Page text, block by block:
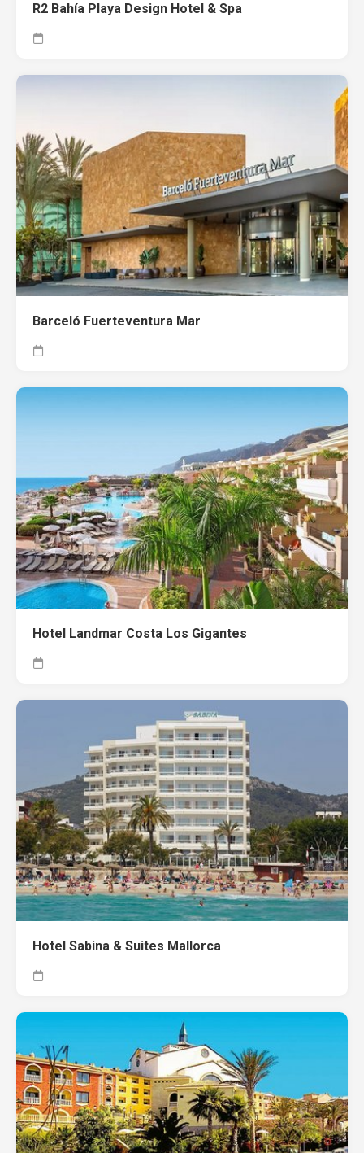
R2 Bahía Playa Design Hotel & Spa
Barceló Fuerteventura Mar
Hotel Landmar Costa Los Gigantes
Hotel Sabina & Suites Mallorca